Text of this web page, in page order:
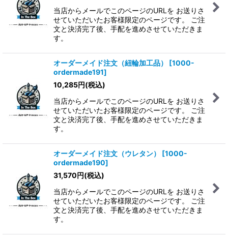
当店からメールでこのページのURLを お送りさ
せていただいたお客様限定のページです。 ご注
文と決済完了後、手配を進めさせていただきま
す。
オーダーメイド注文（紐輪加工品） [1000-
ordermade191]
10,285円(税込)
当店からメールでこのページのURLを お送りさ
せていただいたお客様限定のページです。 ご注
文と決済完了後、手配を進めさせていただきま
す。
オーダーメイド注文（ウレタン） [1000-
ordermade190]
31,570円(税込)
当店からメールでこのページのURLを お送りさ
せていただいたお客様限定のページです。 ご注
文と決済完了後、手配を進めさせていただきま
す。